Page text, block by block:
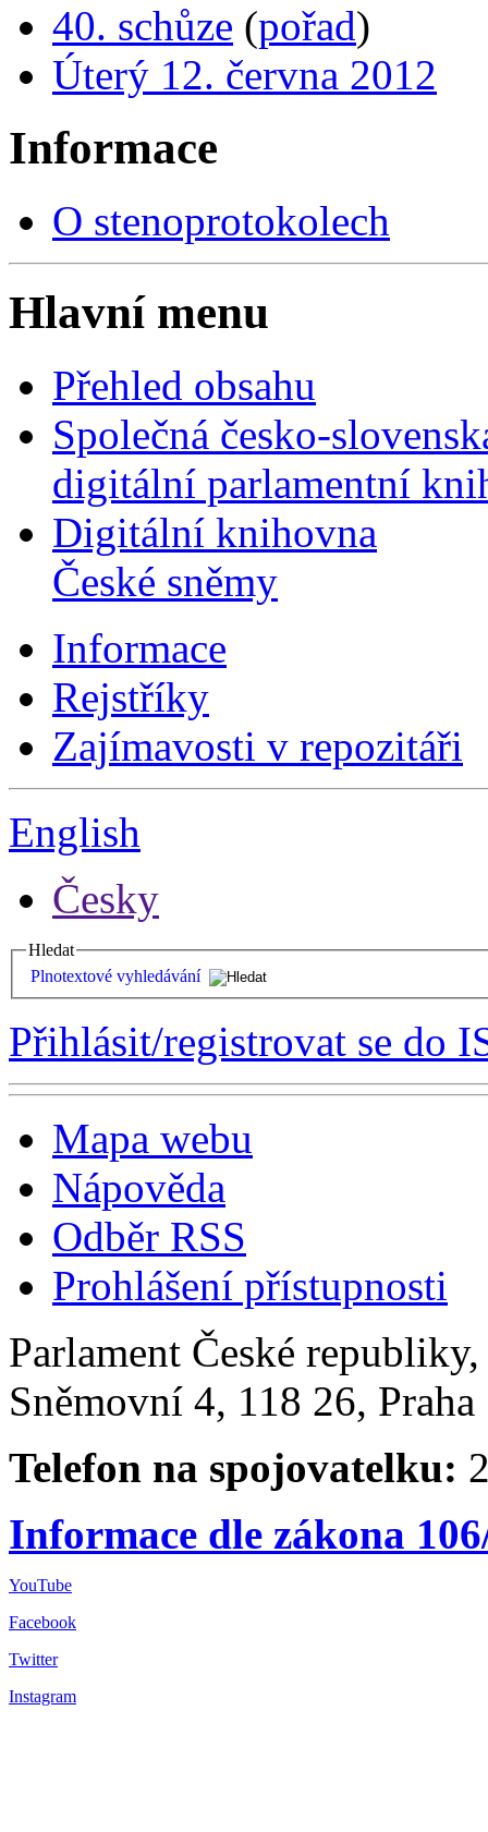
40. schůze (pořad)
Úterý 12. června 2012
Informace
O stenoprotokolech
Hlavní menu
Přehled obsahu
Společná česko-
digitální parlamentní
Digitální knihovna
České sněmy
Informace
Rejstříky
Zajímavosti v repozitáři
English
Česky
Hledat
Plnotextové vyhledávání
Přihlásit/registrovat se do
Mapa webu
Nápověda
Odběr RSS
Prohlášení přístupnosti
Parlament České
Sněmovní 4, 118 26,
Telefon na spojovatelku:
Informace dle zákona
YouTube
Facebook
Twitter
Instagram